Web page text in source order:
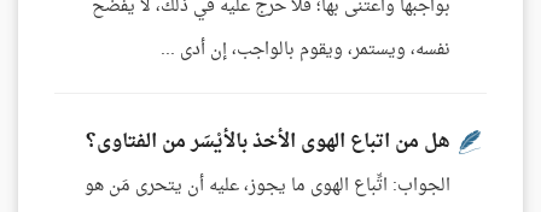
بواجبها واعتنى بها؛ فلا حرج عليه في ذلك، لا يفضح
نفسه، ويستمر، ويقوم بالواجب، إن أدى ...
هل من اتباع الهوى الأخذ بالأيْسَر من الفتاوى؟
الجواب: اتِّباع الهوى ما يجوز، عليه أن يتحرى مَن هو